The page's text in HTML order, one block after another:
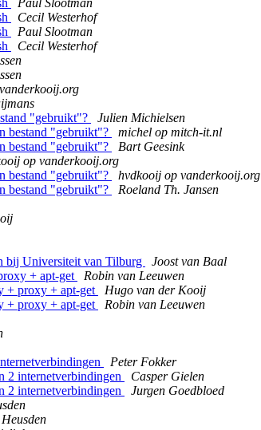
Paul Slootman
Cecil Westerhof
Paul Slootman
Cecil Westerhof
"gebruikt"?
Julien Michielsen
bestand "gebruikt"?
michel op mitch-it.nl
bestand "gebruikt"?
Bart Geesink
op vanderkooij.org
bestand "gebruikt"?
hvdkooij op vanderkooij.org
bestand "gebruikt"?
Roeland Th. Jansen
bij Universiteit van Tilburg
Joost van Baal
+ apt-get
Robin van Leeuwen
+ proxy + apt-get
Hugo van der Kooij
+ proxy + apt-get
Robin van Leeuwen
Peter Fokker
2 internetverbindingen
Casper Gielen
2 internetverbindingen
Jurgen Goedbloed